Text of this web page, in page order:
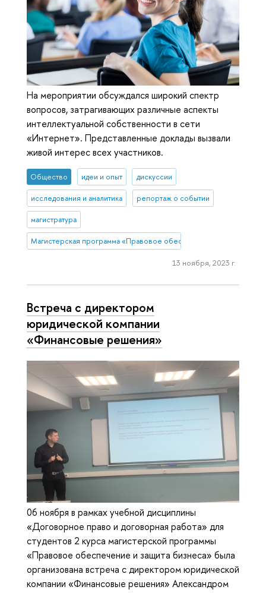
На мероприятии обсуждался широкий спектр
вопросов, затрагивающих различные аспекты
интеллектуальной собственности в сети
«Интернет». Представленные доклады вызвали
живой интерес всех участников.
Общество идеи и опыт дискуссии
исследования и аналитика репортаж о событии
магистратура
Магистерская программа «Правовое обеспечение и защита
13 ноября, 2023 г.
Встреча с директором
юридической компании
«Финансовые решения»
06 ноября в рамках учебной дисциплины
«Договорное право и договорная работа» для
студентов 2 курса магистерской программы
«Правовое обеспечение и защита бизнеса» была
организована встреча с директором юридической
компании «Финансовые решения» Александром